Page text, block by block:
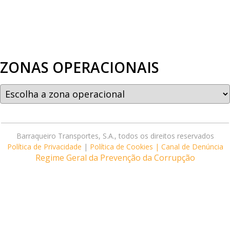
ZONAS OPERACIONAIS
Barraqueiro Transportes, S.A., todos os direitos reservados
Política de Privacidade | Política de Cookies | Canal de Denúncia
Regime Geral da Prevenção da Corrupção